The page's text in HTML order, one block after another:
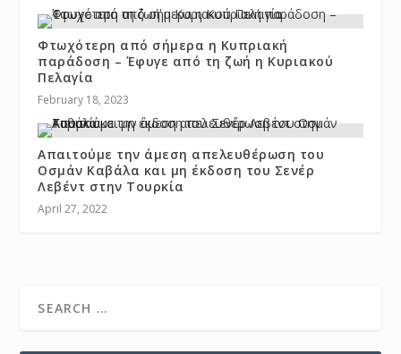
Φτωχότερη από σήμερα η Κυπριακή
παράδοση – Έφυγε από τη ζωή η Κυριακού
Πελαγία
February 18, 2023
Απαιτούμε την άμεση απελευθέρωση του
Οσμάν Καβάλα και μη έκδοση του Σενέρ
Λεβέντ στην Τουρκία
April 27, 2022